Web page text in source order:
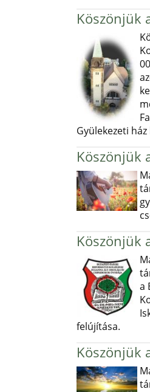
Köszönjük
Gyülekezeti
Köszönjük
Köszönjük
a
felújítása.
Köszönjük